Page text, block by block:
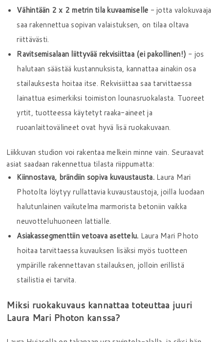
Vähintään 2 x 2 metrin tila kuvaamiselle - jotta valokuvaaja
saa rakennettua sopivan valaistuksen, on tilaa oltava
riittävästi.
Ravitsemisalaan liittyvää rekvisiittaa (ei pakollinen!) - jos
halutaan säästää kustannuksista, kannattaa ainakin osa
stailauksesta hoitaa itse. Rekvisiittaa saa tarvittaessa
lainattua esimerkiksi toimiston lounasruokalasta. Tuoreet
yrtit, tuotteessa käytetyt raaka-aineet ja
ruoanlaittovälineet ovat hyvä lisä ruokakuvaan.
Liikkuvan studion voi rakentaa melkein minne vain. Seuraavat
asiat saadaan rakennettua tilasta riippumatta:
Kiinnostava, brändiin sopiva kuvaustausta.Laura Mari
Photolta löytyy rullattavia kuvaustaustoja, joilla luodaan
halutunlainen vaikutelma marmorista betoniin vaikka
neuvotteluhuoneen lattialle.
Asiakassegmenttiin vetoava asettelu. Laura Mari Photo
hoitaa tarvittaessa kuvauksen lisäksi myös tuotteen
ympärille rakennettavan stailauksen, jolloin erillistä
stailistia ei tarvita.
Miksi ruokakuvaus kannattaa toteuttaa juuri
Laura Mari Photon kanssa?